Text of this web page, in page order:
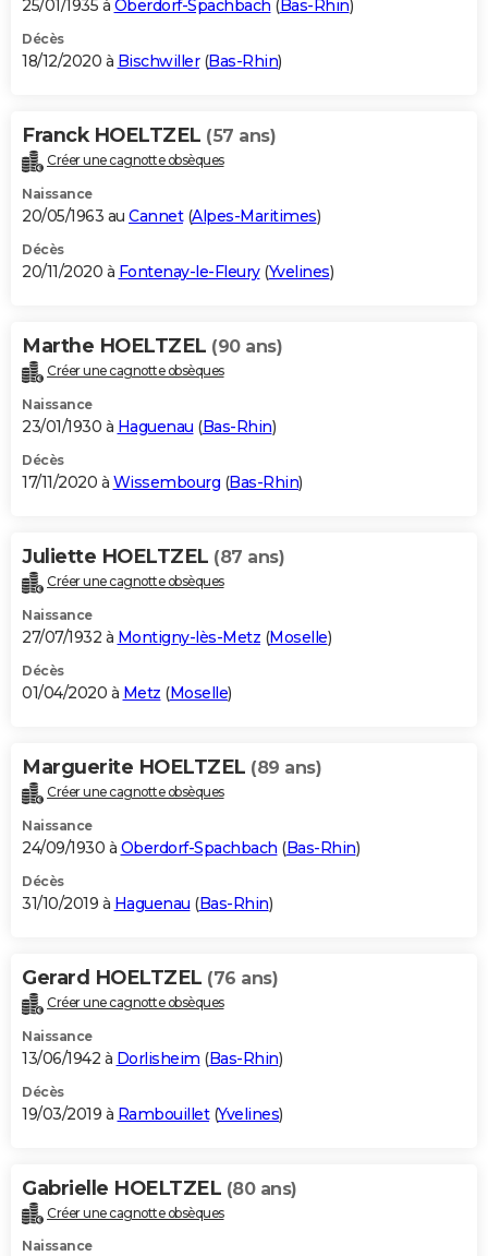
25/01/1935 à Oberdorf-Spachbach ( Bas-Rhin)
Décès
18/12/2020 à Bischwiller(Bas-Rhin)
Franck HOELTZEL (57 ans)
Créer une cagnotte obsèques
Naissance
20/05/1963 au Cannet(Alpes-Maritimes)
Décès
20/11/2020 à Fontenay-le-Fleury(Yvelines)
Marthe HOELTZEL (90 ans)
Créer une cagnotte obsèques
Naissance
23/01/1930 à Haguenau (Bas-Rhin)
Décès
17/11/2020 à Wissembourg (Bas-Rhin)
Juliette HOELTZEL (87 ans)
Créer une cagnotte obsèques
Naissance
27/07/1932 à Montigny-lès-Metz (Moselle)
Décès
01/04/2020 à Metz (Moselle)
Marguerite HOELTZEL (89 ans)
Créer une cagnotte obsèques
Naissance
24/09/1930 à Oberdorf-Spachbach (Bas-Rhin)
Décès
31/10/2019 à Haguenau (Bas-Rhin)
Gerard HOELTZEL (76 ans)
Créer une cagnotte obsèques
Naissance
13/06/1942 à Dorlisheim (Bas-Rhin)
Décès
19/03/2019 à Rambouillet(Yvelines)
Gabrielle HOELTZEL (80 ans)
Créer une cagnotte obsèques
Naissance